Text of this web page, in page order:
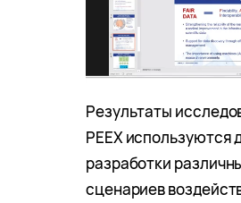
Результаты
PEEX используются
разработки
сценариев